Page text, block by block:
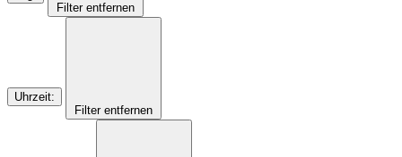
Filter entfernen
Uhrzeit:
Filter entfernen